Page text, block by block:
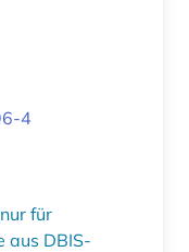
4
für
aus DBIS-